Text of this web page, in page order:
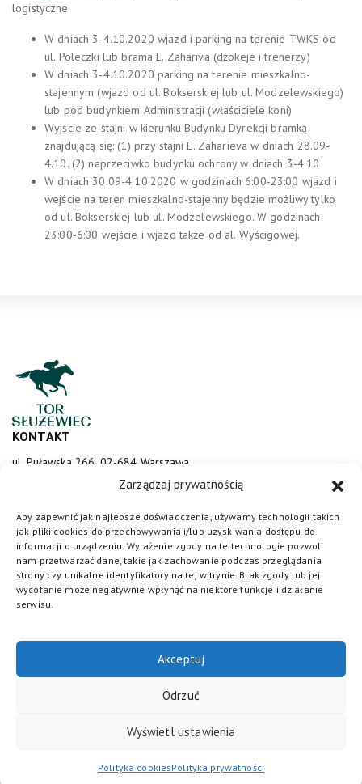
Zarządzaj prywatnością
Aby zapewnić jak najlepsze doświadczenia, używamy technologii takich
jak pliki cookies do przechowywania i/lub uzyskiwania dostępu do
informacji o urządzeniu. Wyrażenie zgody na te technologie pozwoli
nam przetwarzać dane, takie jak zachowanie podczas przeglądania
strony czy unikalne identyfikatory na tej witrynie. Brak zgody lub jej
wycofanie może negatywnie wpłynąć na niektóre funkcje i działanie
serwisu.
Akceptuj
Odrzuć
Wyświetl ustawienia
Polityka cookiesPolityka prywatności
logistyczne
W dniach 3-4.10.2020 wjazd i parking na terenie TWKS od
ul. Poleczki lub brama E. Zahariva (dżokeje i trenerzy)
W dniach 3-4.10.2020 parking na terenie mieszkalno-
stajennym (wjazd od ul. Bokserskiej lub ul. Modzelewskiego)
lub pod budynkiem Administracji (właściciele koni)
Wyjście ze stajni w kierunku Budynku Dyrekcji bramką
znajdującą się: (1) przy stajni E. Zaharieva w dniach 28.09-
4.10. (2) naprzeciwko budynku ochrony w dniach 3-4.10
W dniach 30.09-4.10.2020 w godzinach 6:00-23:00 wjazd i
wejście na teren mieszkalno-stajenny będzie możliwy tylko
od ul. Bokserskiej lub ul. Modzelewskiego. W godzinach
23:00-6:00 wejście i wjazd także od al. Wyścigowej.
KONTAKT
ul. Puławska 266, 02-684 Warszawa
sluzewiec@totalizator.pl
KONTAKT DLA MEDIÓW
media@torsluzewiec.pl
DOŁĄCZ DO NAS
/Regulamin / Polityka prywatności